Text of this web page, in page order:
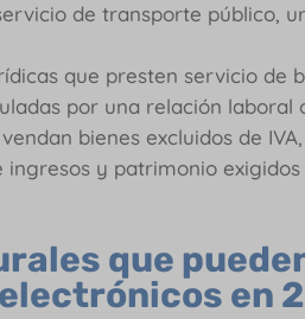
de transporte público,
que presten servicio de
por una relación
bienes excluidos de
ingresos y patrimonio
que
en